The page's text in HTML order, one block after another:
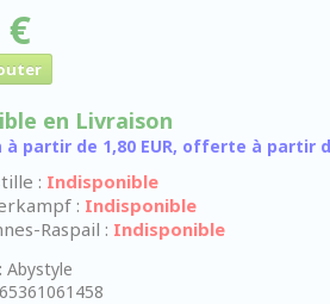
€
en Livraison
à partir de 1,80 EUR, offerte à partir
: Indisponible
: Indisponible
Raspail : Indisponible
Abystyle